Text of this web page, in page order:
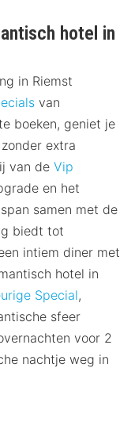
hotel in
in Riemst
van
boeken, geniet je
extra
van de Vip
en het
samen met de
biedt tot
intiem diner met
hotel in
Special,
sfeer
voor 2
nachtje weg in